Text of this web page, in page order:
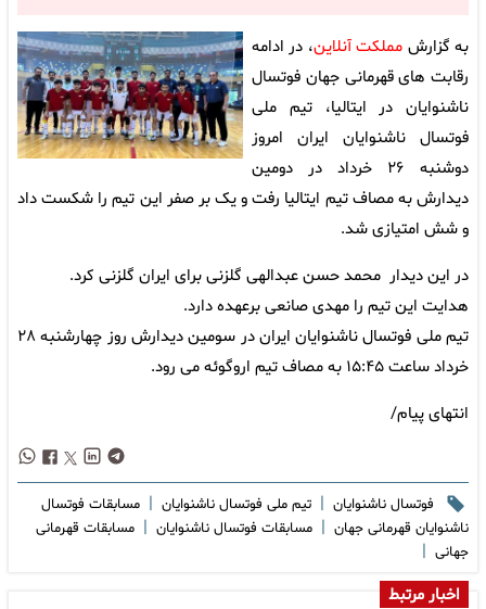
به گزارش مملکت آنلاین، در ادامه
رقابت های قهرمانی جهان فوتسال
ناشنوایان در ایتالیا، تیم ملی
فوتسال ناشنوایان ایران امروز
دوشنبه ۲۶ خرداد در دومین
دیدارش به مصاف تیم ایتالیا رفت و یک بر صفر این تیم را شکست داد
و شش امتیازی شد.
در این دیدار محمد حسن عبدالهی گلزنی برای ایران گلزنی کرد.
هدایت این تیم را مهدی صانعی برعهده دارد.
تیم ملی فوتسال ناشنوایان ایران در سومین دیدارش روز چهارشنبه ۲۸
خرداد ساعت ۱۵:۴۵ به مصاف تیم اروگوئه می رود.
انتهای پیام/
فوتسال ناشنوایان | تیم ملی فوتسال ناشنوایان | مسابقات فوتسال
ناشنوایان قهرمانی جهان | مسابقات فوتسال ناشنوایان | مسابقات قهرمانی
جهانی |
اخبار مرتبط